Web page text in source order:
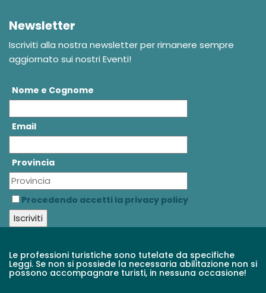
Newsletter
Iscriviti alla nostra newsletter per rimanere sempre
aggiornato sui nostri Eventi!
Nome e Cognome
Email
Provincia
Procedendo accetti la privacy policy
Le professioni turistiche sono tutelate da specifiche
Leggi. Se non si possiede la necessaria abilitazione non si
possono accompagnare turisti, in nessuna occasione!